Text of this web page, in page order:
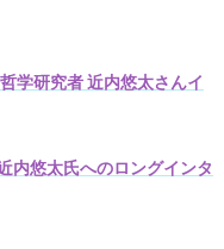
学研究者 近内悠太さんイ
内悠太氏へのロングインタ